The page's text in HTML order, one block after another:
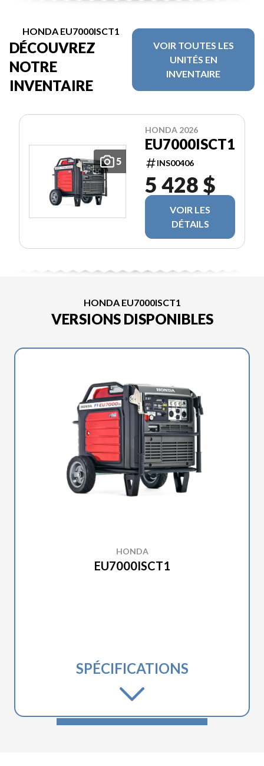
HONDA EU7000ISCT1
DÉCOUVREZ
NOTRE
INVENTAIRE
VOIR TOUTES LES
UNITÉS EN
INVENTAIRE
5
HONDA 2026
EU7000ISCT1
INS00406
5 428 $
VOIR LES
DÉTAILS
HONDA EU7000ISCT1
VERSIONS DISPONIBLES
HONDA
EU7000ISCT1
SPÉCIFICATIONS